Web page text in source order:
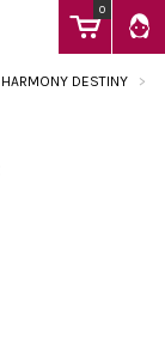
0
HARMONY DESTINY